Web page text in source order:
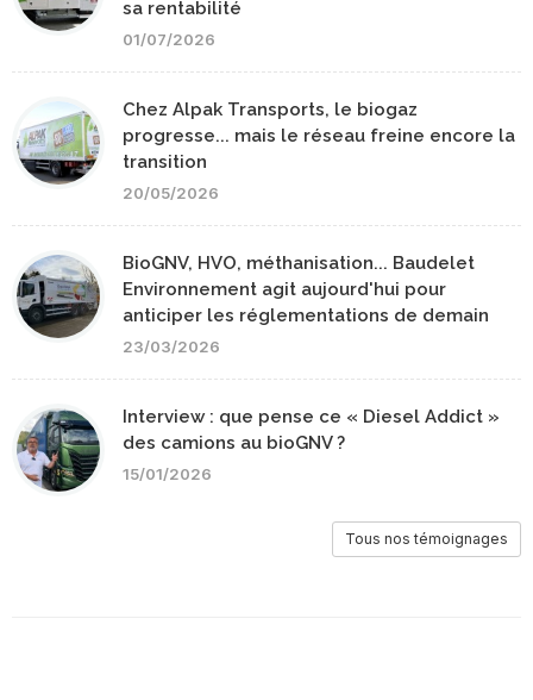
sa rentabilité
01/07/2026
Chez Alpak Transports, le biogaz
progresse... mais le réseau freine encore la
transition
20/05/2026
BioGNV, HVO, méthanisation... Baudelet
Environnement agit aujourd'hui pour
anticiper les réglementations de demain
23/03/2026
Interview : que pense ce « Diesel Addict »
des camions au bioGNV ?
15/01/2026
Tous nos témoignages